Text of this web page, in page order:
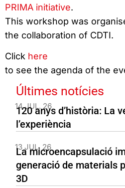
PRIMA initiative.
This workshop was
the collaboration of CDTI.
Click here
to see the agenda of the
Últimes notícies
14 JUL. 26
120 anys d’història: La
l’experiència
13 JUL. 26
La microencapsulació
generació de materials
3D